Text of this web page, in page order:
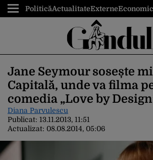
PoliticăActualitateExterneEconomic
Jane Seymour sosește
Capitală, unde va filma
comedia „Love by
Diana Parvulescu
Publicat: 13.11.2013, 11:51
Actualizat: 08.08.2014, 05:06